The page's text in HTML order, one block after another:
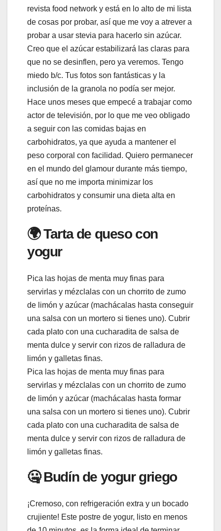
revista food network y está en lo alto de mi lista
de cosas por probar, así que me voy a atrever a
probar a usar stevia para hacerlo sin azúcar.
Creo que el azúcar estabilizará las claras para
que no se desinflen, pero ya veremos. Tengo
miedo b/c. Tus fotos son fantásticas y la
inclusión de la granola no podía ser mejor.
Hace unos meses que empecé a trabajar como
actor de televisión, por lo que me veo obligado
a seguir con las comidas bajas en
carbohidratos, ya que ayuda a mantener el
peso corporal con facilidad. Quiero permanecer
en el mundo del glamour durante más tiempo,
así que no me importa minimizar los
carbohidratos y consumir una dieta alta en
proteínas.
🌍 Tarta de queso con
yogur
Pica las hojas de menta muy finas para
servirlas y mézclalas con un chorrito de zumo
de limón y azúcar (machácalas hasta conseguir
una salsa con un mortero si tienes uno). Cubrir
cada plato con una cucharadita de salsa de
menta dulce y servir con rizos de ralladura de
limón y galletas finas.
Pica las hojas de menta muy finas para
servirlas y mézclalas con un chorrito de zumo
de limón y azúcar (machácalas hasta formar
una salsa con un mortero si tienes uno). Cubrir
cada plato con una cucharadita de salsa de
menta dulce y servir con rizos de ralladura de
limón y galletas finas.
🤐 Budín de yogur griego
¡Cremoso, con refrigeración extra y un bocado
crujiente! Este postre de yogur, listo en menos